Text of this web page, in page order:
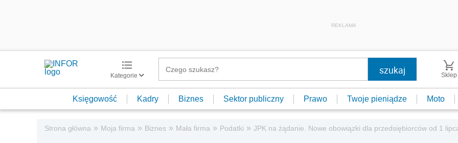
REKLAMA
Kategorie Sklep
Księgowość Kadry Biznes Sektor publiczny Prawo Twoje pieniądze Moto
Strona główna » Moja firma » Biznes » Mała firma » Podatki » JPK na żądanie. Nowe obowiązki dla przedsiębiorców od 1